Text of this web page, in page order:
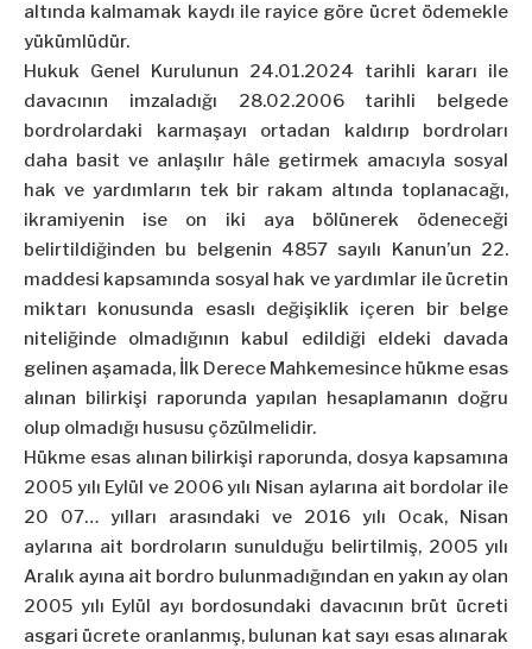
altında kalmamak kaydı ile rayice göre ücret ödemekle
yükümlüdür.
Hukuk Genel Kurulunun 24.01.2024 tarihli kararı ile
davacının imzaladığı 28.02.2006 tarihli belgede
bordrolardaki karmaşayı ortadan kaldırıp bordroları
daha basit ve anlaşılır hâle getirmek amacıyla sosyal
hak ve yardımların tek bir rakam altında toplanacağı,
ikramiyenin ise on iki aya bölünerek ödeneceği
belirtildiğinden bu belgenin 4857 sayılı Kanun’un 22.
maddesi kapsamında sosyal hak ve yardımlar ile ücretin
miktarı konusunda esaslı değişiklik içeren bir belge
niteliğinde olmadığının kabul edildiği eldeki davada
gelinen aşamada, İlk Derece Mahkemesince hükme esas
alınan bilirkişi raporunda yapılan hesaplamanın doğru
olup olmadığı hususu çözülmelidir.
Hükme esas alınan bilirkişi raporunda, dosya kapsamına
2005 yılı Eylül ve 2006 yılı Nisan aylarına ait bordolar ile
20 07… yılları arasındaki ve 2016 yılı Ocak, Nisan
aylarına ait bordroların sunulduğu belirtilmiş, 2005 yılı
Aralık ayına ait bordro bulunmadığından en yakın ay olan
2005 yılı Eylül ayı bordosundaki davacının brüt ücreti
asgari ücrete oranlanmış, bulunan kat sayı esas alınarak